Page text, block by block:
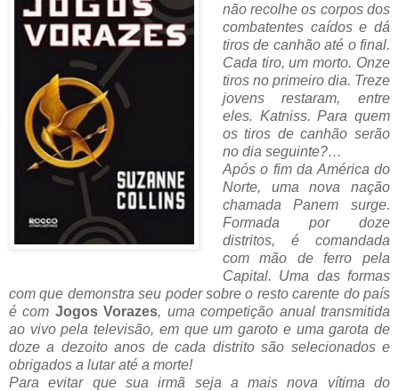
não recolhe os corpos dos
combatentes caídos e dá
tiros de canhão até o final.
Cada tiro, um morto. Onze
tiros no primeiro dia. Treze
jovens restaram, entre
eles. Katniss. Para quem
os tiros de canhão serão
no dia seguinte?…
Após o fim da América do
Norte, uma nova nação
chamada Panem surge.
Formada por doze
distritos, é comandada
com mão de ferro pela
Capital. Uma das formas
com que demonstra seu poder sobre o resto carente do país
é com Jogos Vorazes, uma competição anual transmitida
ao vivo pela televisão, em que um garoto e uma garota de
doze a dezoito anos de cada distrito são selecionados e
obrigados a lutar até a morte!
Para evitar que sua irmã seja a mais nova vítima do